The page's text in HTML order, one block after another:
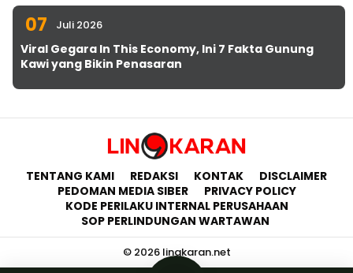
07 Juli 2026
Viral Gegara In This Economy, Ini 7 Fakta Gunung
Kawi yang Bikin Penasaran
TENTANG KAMI REDAKSI KONTAK
DISCLAIMER
PEDOMAN MEDIA SIBER
PRIVACY POLICY
KODE PERILAKU INTERNAL PERUSAHAAN
SOP PERLINDUNGAN WARTAWAN
© 2026 lingkaran.net